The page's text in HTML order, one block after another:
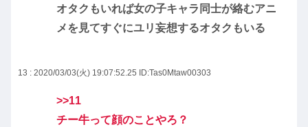
オタクもいれば女の子キャラ同士が絡むアニ
メを見てすぐにユリ妄想するオタクもいる
13 : 2020/03/03(火) 19:07:52.25 ID:Tas0Mtaw00303
>>11
チー牛って顔のことやろ？